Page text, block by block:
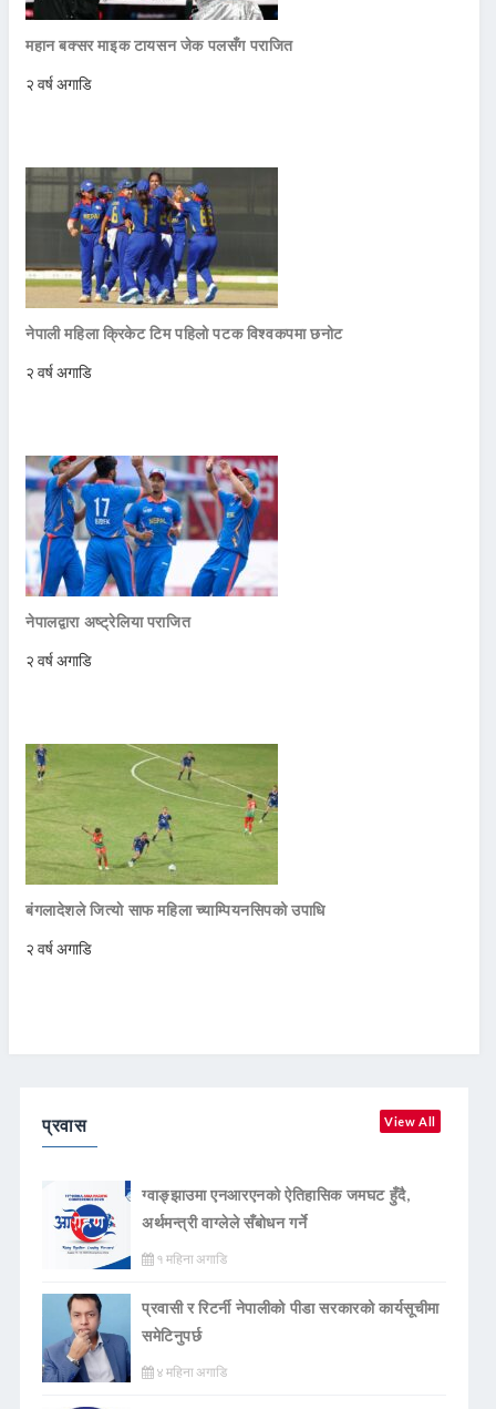
महान बक्सर माइक टायसन जेक पलसँग पराजित
२ वर्ष अगाडि
नेपाली महिला क्रिकेट टिम पहिलो पटक विश्वकपमा छनोट
२ वर्ष अगाडि
नेपालद्वारा अष्ट्रेलिया पराजित
२ वर्ष अगाडि
बंगलादेशले जित्याे साफ महिला च्याम्पियनसिपको उपाधि
२ वर्ष अगाडि
प्रवास View All
ग्वाङ्झाउमा एनआरएनको ऐतिहासिक जमघट हुँदै,
अर्थमन्त्री वाग्लेले सँबोधन गर्ने
१ महिना अगाडि
प्रवासी र रिटर्नी नेपालीको पीडा सरकारको कार्यसूचीमा
समेटिनुपर्छ
४ महिना अगाडि